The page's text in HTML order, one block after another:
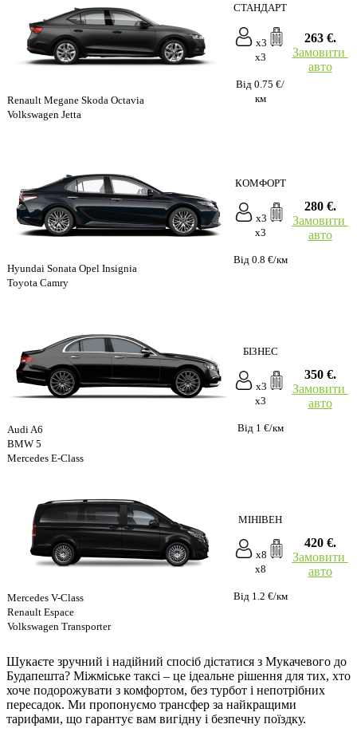
Renault Megane Skoda Octavia
Volkswagen Jetta
СТАНДАРТ
x3
x3
Від 0.75 €/
км
263 €.
Замовити
авто
Hyundai Sonata Opel Insignia
Toyota Camry
КОМФОРТ
x3
x3
Від 0.8 €/км
280 €.
Замовити
авто
Audi A6
BMW 5
Mercedes E-Class
БІЗНЕС
x3
x3
Від 1 €/км
350 €.
Замовити
авто
Mercedes V-Class
Renault Espace
Volkswagen Transporter
МІНІВЕН
x8
x8
Від 1.2 €/км
420 €.
Замовити
авто
Шукаєте зручний і надійний спосіб дістатися з Мукачевого до
Будапешта? Міжміське таксі – це ідеальне рішення для тих, хто
хоче подорожувати з комфортом, без турбот і непотрібних
пересадок. Ми пропонуємо трансфер за найкращими
тарифами, що гарантує вам вигідну і безпечну поїздку.